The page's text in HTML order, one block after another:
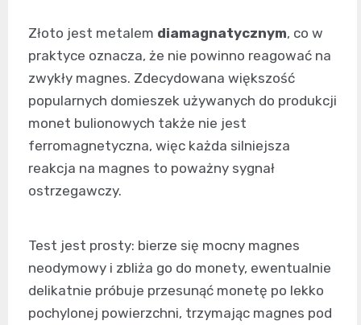
Złoto jest metalem diamagnatycznym, co w
praktyce oznacza, że nie powinno reagować na
zwykły magnes. Zdecydowana większość
popularnych domieszek używanych do produkcji
monet bulionowych także nie jest
ferromagnetyczna, więc każda silniejsza
reakcja na magnes to poważny sygnał
ostrzegawczy.
Test jest prosty: bierze się mocny magnes
neodymowy i zbliża go do monety, ewentualnie
delikatnie próbuje przesunąć monetę po lekko
pochylonej powierzchni, trzymając magnes pod